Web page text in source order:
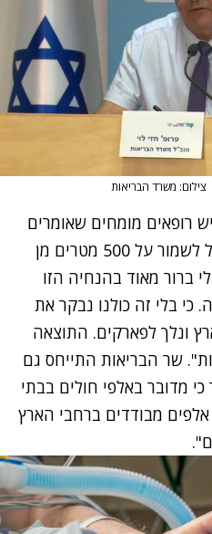
צילום: משרד הבריאות
רופאים מומחים שאומרים
שאין היגיון אפידמיולוגי בכלל לשמור על 500 מטרים מן
ברור מאוד בהנחיה הזו
כי בלי זה כולנו נבקר את
ונלך לפארקים. התוצאה
שר הבריאות התייחס גם
מדובר באלפי חולים בבתי
מבודדים ברחבי הארץ